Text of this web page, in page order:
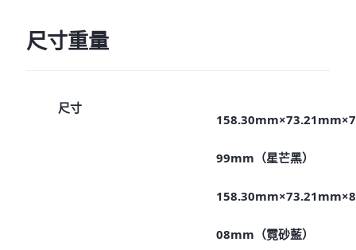
尺寸重量
尺寸
99mm（星芒黑）
08mm（霓砂藍）